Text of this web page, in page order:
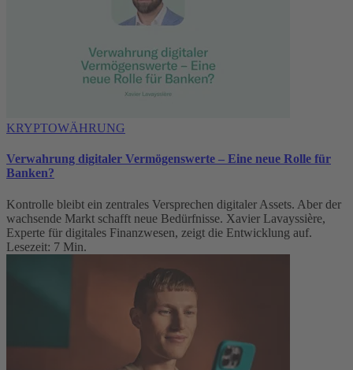
KRYPTOWÄHRUNG
Verwahrung digitaler Vermögenswerte – Eine neue Rolle für
Banken?
Kontrolle bleibt ein zentrales Versprechen digitaler Assets. Aber der
wachsende Markt schafft neue Bedürfnisse. Xavier Lavayssière,
Experte für digitales Finanzwesen, zeigt die Entwicklung auf.
Lesezeit: 7 Min.